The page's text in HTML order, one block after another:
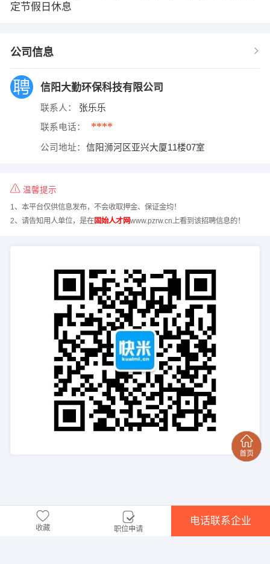
定节假日休息
公司信息
信阳大勤环保科技有限公司
联系人： 张乐乐
联系电话： ****
公司地址： 信阳浉河区亚兴大厦11楼07室
温馨提示
1、本平台仅供信息发布，不会收取押金、保证金均！
2、请告知用人单位，是在固始人才网www.pzrw.cn上看到该招聘信息的！
收藏 职位申请
电话联系企业